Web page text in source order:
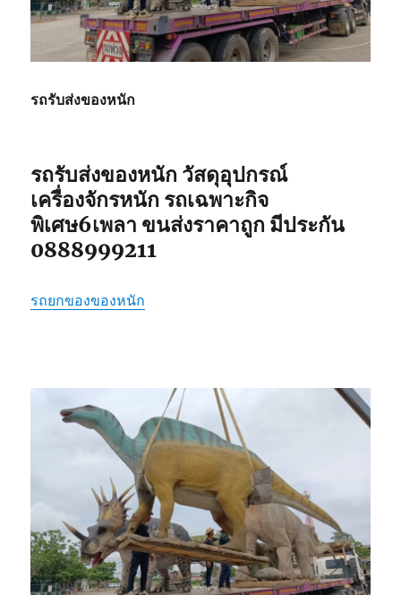
รถรับส่งของหนัก
รถรับส่งของหนัก วัสดุอุปกรณ์
เครื่องจักรหนัก รถเฉพาะกิจ
พิเศษ6เพลา ขนส่งราคาถูก มีประกัน
0888999211
รถยกของของหนัก